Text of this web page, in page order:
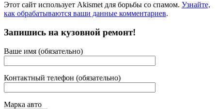
Этот сайт использует Akismet для борьбы со спамом. Узнайте,
как обрабатываются ваши данные комментариев.
Запишись на кузовной ремонт!
Ваше имя (обязательно)
Контактный телефон (обязательно)
Марка авто